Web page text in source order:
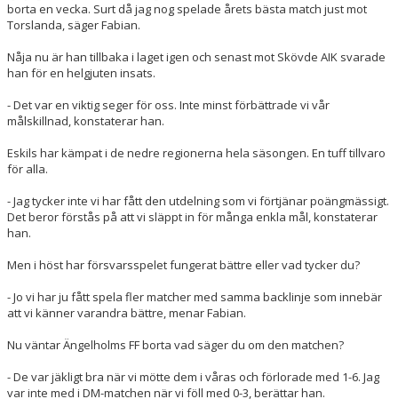
borta en vecka. Surt då jag nog spelade årets bästa match just mot
Torslanda, säger Fabian.
Nåja nu är han tillbaka i laget igen och senast mot Skövde AIK svarade
han för en helgjuten insats.
- Det var en viktig seger för oss. Inte minst förbättrade vi vår
målskillnad, konstaterar han.
Eskils har kämpat i de nedre regionerna hela säsongen. En tuff tillvaro
för alla.
- Jag tycker inte vi har fått den utdelning som vi förtjänar poängmässigt.
Det beror förstås på att vi släppt in för många enkla mål, konstaterar
han.
Men i höst har försvarsspelet fungerat bättre eller vad tycker du?
- Jo vi har ju fått spela fler matcher med samma backlinje som innebär
att vi känner varandra bättre, menar Fabian.
Nu väntar Ängelholms FF borta vad säger du om den matchen?
- De var jäkligt bra när vi mötte dem i våras och förlorade med 1-6. Jag
var inte med i DM-matchen när vi föll med 0-3, berättar han.